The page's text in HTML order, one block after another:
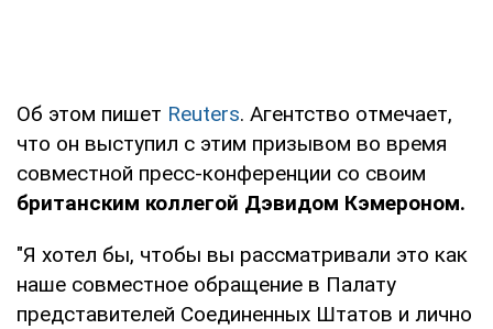
Об этом пишет Reuters. Агентство отмечает,
что он выступил с этим призывом во время
совместной пресс-конференции со своим
британским коллегой Дэвидом Кэмероном.
"Я хотел бы, чтобы вы рассматривали это как
наше совместное обращение в Палату
представителей Соединенных Штатов и лично